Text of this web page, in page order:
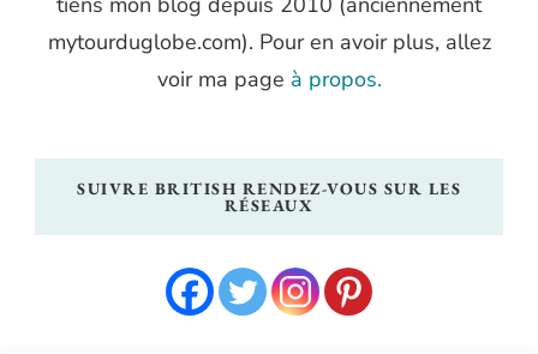
mytourduglobe.com). Pour en avoir plus, allez
voir ma page à propos.
SUIVRE BRITISH RENDEZ-VOUS SUR LES
RÉSEAUX